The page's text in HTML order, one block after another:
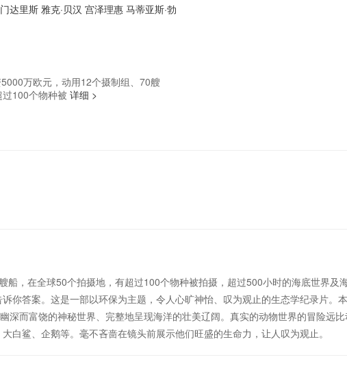
达里斯雅克·贝汉 宫泽理惠 马蒂亚斯·勃
万欧元，动用12个摄制组、70艘
100个物种被 详细 >
，在全球50个拍摄地，有超过100个物种被拍摄，超过500小时的海底世界及
答案。这是一部以环保为主题，令人心旷神怡、叹为观止的生态学纪录片。
深而富饶的神秘世界、完整地呈现海洋的壮美辽阔。真实的动物世界的冒险远
鲨、企鹅等。毫不吝啬在镜头前展示他们旺盛的生命力，让人叹为观止。